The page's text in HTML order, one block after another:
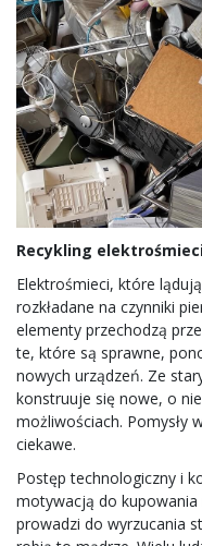
Recykling
Elektrośmieci, które
rozkładane na czynniki
elementy przechodzą
te, które są sprawne,
nowych urządzeń. Ze
konstruuje się nowe, o
możliwościach. Pomysły
ciekawe.
Postęp technologiczny i
motywacją do
prowadzi do wyrzucania